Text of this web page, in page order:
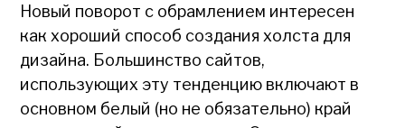
Новый поворот с обрамлением интересен
как хороший способ создания холста для
дизайна. Большинство сайтов,
использующих эту тенденцию включают в
основном белый (но не обязательно) край